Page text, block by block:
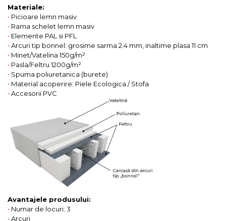
Materiale:
• Picioare lemn masiv
• Rama schelet lemn masiv
• Elemente PAL si PFL
• Arcuri tip bonnel: grosime sarma 2.4 mm, inaltime plasa 11 cm
• Minet/Vatelina 150g/m²
• Pasla/Feltru 1200g/m²
• Spuma poliuretanica (burete)
• Material acoperire: Piele Ecologica / Stofa
• Accesorii PVC
Avantajele produsului:
• Numar de locuri: 3
• Arcuri